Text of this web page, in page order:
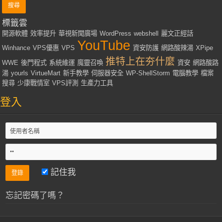
標籤雲
開源軟體 效率提升 華視新聞廣場 WordPress webshell
麗文正經話
Winhance VPS優惠 VPS YouTube 資安防護 網路酸辣湯 XPipe
WWE 後門程式 系統維運 魔靈召喚 推特上在夯什麼 資安 網路酸路
湯 yourls VirtueMart 新手教學 伺服器安全 WP-ShellStorm 電腦教學 檔案
搜尋 少康戰情室 VPS評測 生產力工具
登入
記住我
忘記密碼了嗎？